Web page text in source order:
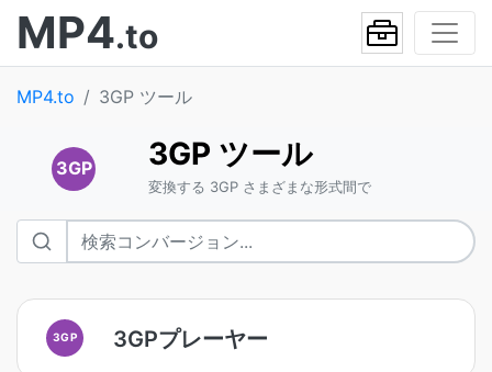
MP4.to
MP4.to 3GP ツール
3GP 3GP ツール
変換する 3GP さまざまな形式間で
3GP 3GPプレーヤー